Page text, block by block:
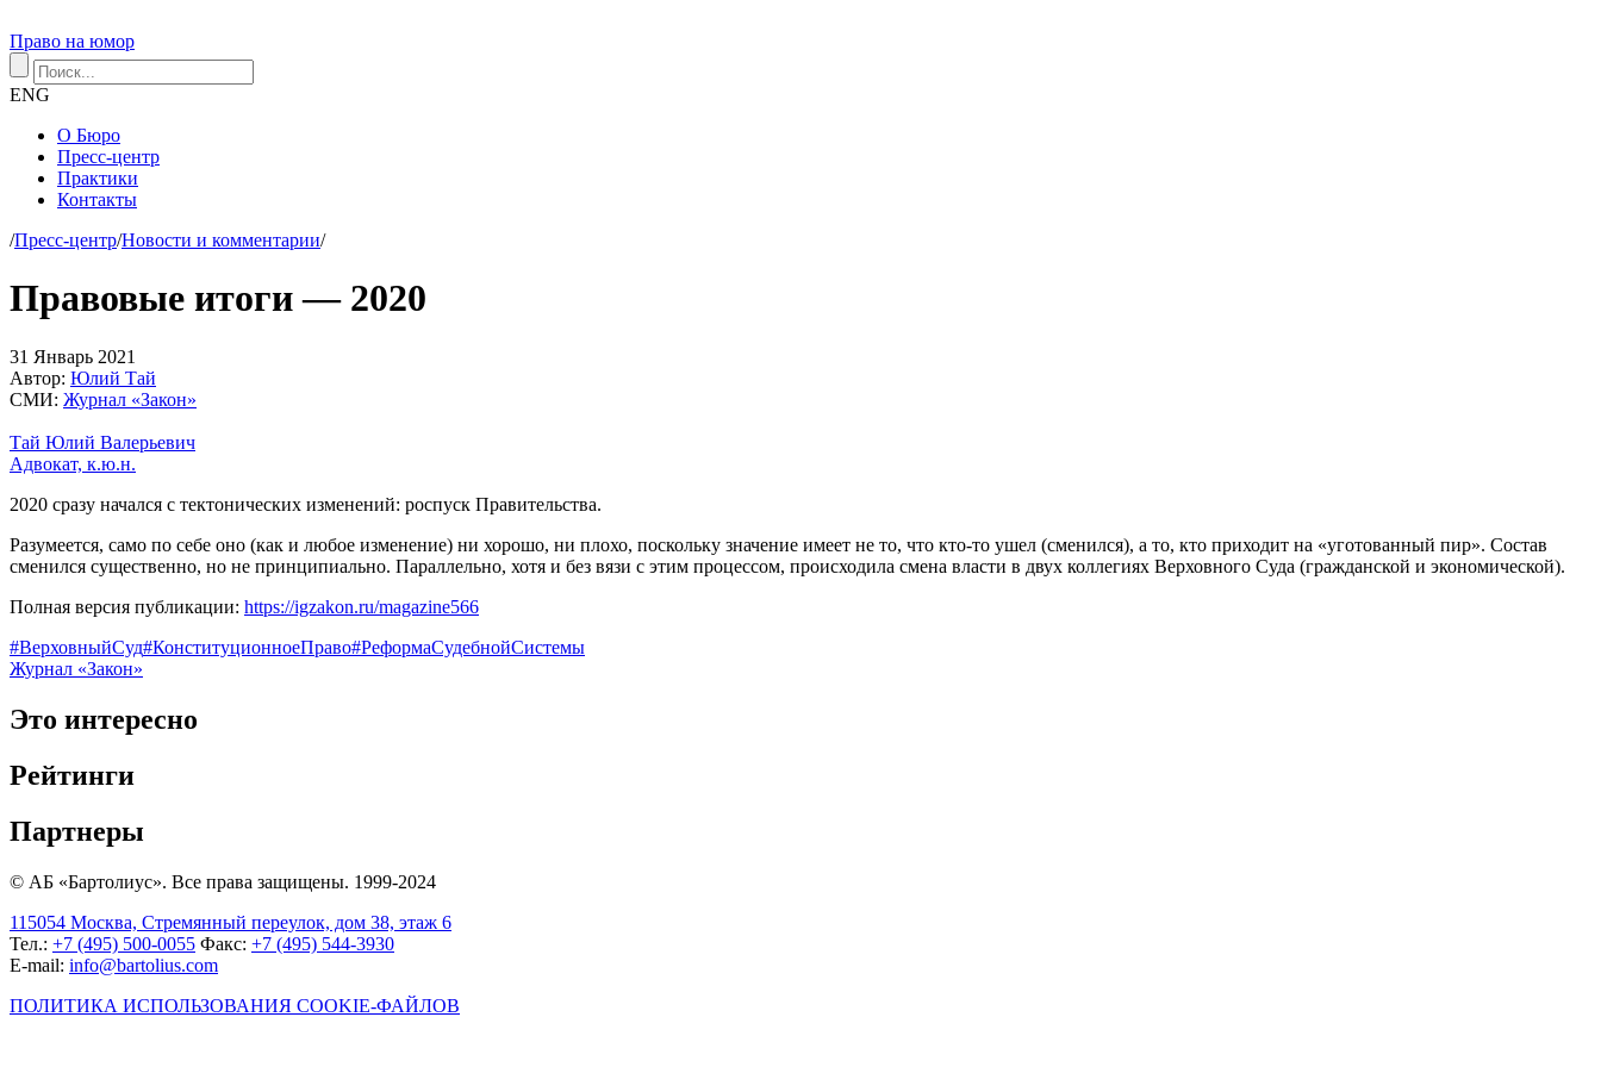
Право на юмор
ENG
О Бюро
Пресс-центр
Практики
Контакты
/Пресс-центр/Новости и комментарии/
Правовые итоги — 2020
31 Январь 2021
Автор: Юлий Тай
СМИ: Журнал «Закон»
Тай Юлий Валерьевич
Адвокат, к.ю.н.
2020 сразу начался с тектонических изменений: роспуск Правительства.
Разумеется, само по себе оно (как и любое изменение) ни хорошо, ни плохо, поскольку значение имеет не то, что кто-то ушел (сменился), а то, кто приходит на «уготованный пир». Состав
сменился существенно, но не принципиально. Параллельно, хотя и без вязи с этим процессом, происходила смена власти в двух коллегиях Верховного Суда (гражданской и экономической).
Полная версия публикации: https://igzakon.ru/magazine566
#ВерховныйСуд#КонституционноеПраво#РеформаСудебнойСистемы
Журнал «Закон»
Это интересно
Рейтинги
Партнеры
© АБ «Бартолиус». Все права защищены. 1999-2024
115054 Москва, Стремянный переулок, дом 38, этаж 6
Тел.: +7 (495) 500-0055 Факс: +7 (495) 544-3930
E-mail: info@bartolius.com
ПОЛИТИКА ИСПОЛЬЗОВАНИЯ COOKIE-ФАЙЛОВ